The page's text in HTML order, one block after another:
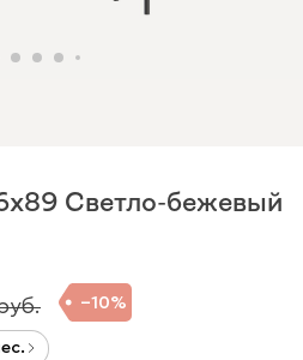
Светло-бежевый
10